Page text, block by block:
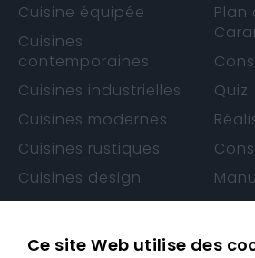
Cuisine équipée
Cuisines
contemporaines
Cuisines industrielles
Cuisines modernes
Cuisines rustiques
Cuisines design
Cuisines sans
Plan
Quiz
Ce site Web utilise des